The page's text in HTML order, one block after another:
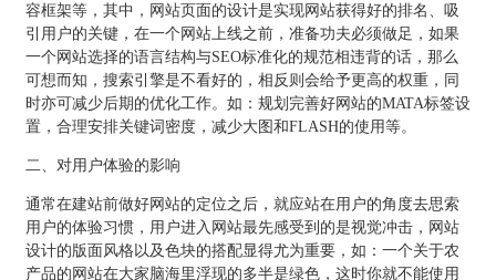
容框架等，其中，网站页面的设计是实现网站获得好的排名、吸
引用户的关键，在一个网站上线之前，准备功夫必须做足，如果
一个网站选择的语言结构与SEO标准化的规范相违背的话，那么
可想而知，搜索引擎是不看好的，相反则会给予更高的权重，同
时亦可减少后期的优化工作。如：规划完善好网站的MATA标签设
置，合理安排关键词密度，减少大图和FLASH的使用等。
二、对用户体验的影响
通常在建站前做好网站的定位之后，就应站在用户的角度去思索
用户的体验习惯，用户进入网站最先感受到的是视觉冲击，网站
设计的版面风格以及色块的搭配显得尤为重要，如：一个关于农
产品的网站在大家脑海里浮现的多半是绿色，这时你就不能使用